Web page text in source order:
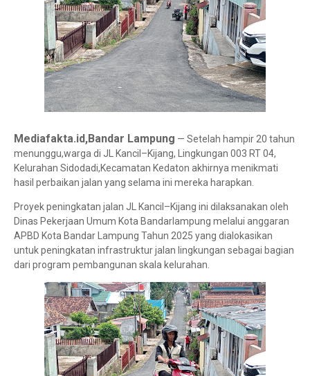
Mediafakta.id,Bandar Lampung — Setelah hampir 20 tahun
menunggu,warga di JL Kancil–Kijang, Lingkungan 003 RT 04,
Kelurahan Sidodadi,Kecamatan Kedaton akhirnya menikmati
hasil perbaikan jalan yang selama ini mereka harapkan.
Proyek peningkatan jalan JL Kancil–Kijang ini dilaksanakan oleh
Dinas Pekerjaan Umum Kota Bandarlampung melalui anggaran
APBD Kota Bandar Lampung Tahun 2025 yang dialokasikan
untuk peningkatan infrastruktur jalan lingkungan sebagai bagian
dari program pembangunan skala kelurahan.